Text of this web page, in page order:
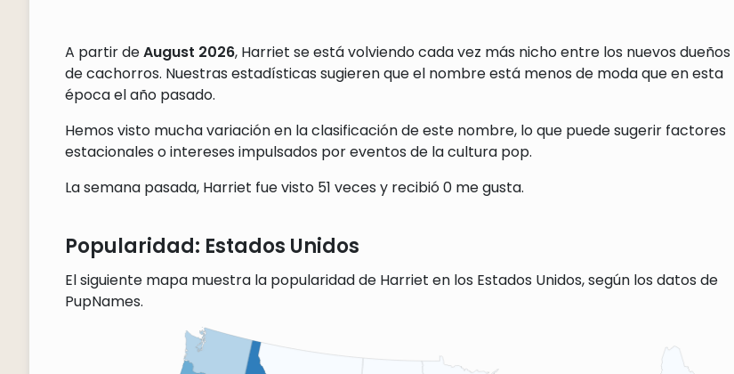
A partir deAugust 2026, Harriet se está volviendo cada vez más nicho entre los nuevos dueños
de cachorros. Nuestras estadísticas sugieren que el nombre está menos de moda que en esta
época el año pasado.
Hemos visto mucha variación en la clasificación de este nombre, lo que puede sugerir factores
estacionales o intereses impulsados por eventos de la cultura pop.
La semana pasada, Harriet fue visto 51 veces y recibió 0 me gusta.
Popularidad: Estados Unidos
El siguiente mapa muestra la popularidad de Harriet en los Estados Unidos, según los datos de
PupNames.